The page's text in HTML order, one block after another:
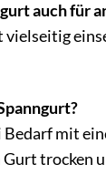
auch für
vielseitig
Bedarf mit
trocken